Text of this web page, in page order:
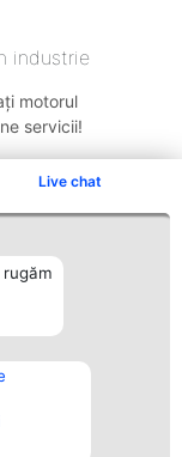
Live chat
industrie
motorul
servicii!